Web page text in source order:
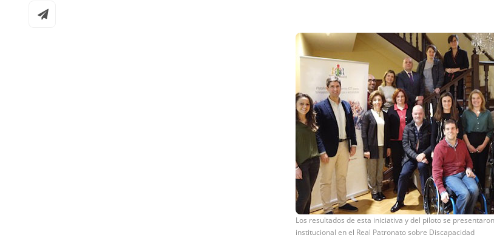
Los resultados de esta iniciativa y del piloto se
institucional en el Real Patronato sobre Discapacidad